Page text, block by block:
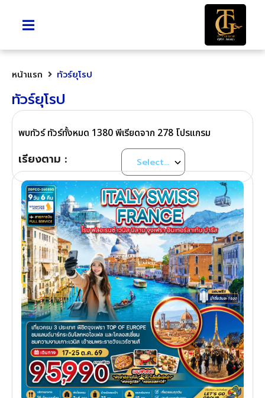
หน้าแรก ทัวร์ยุโรป
ทัวร์ยุโรป
พบทัวร์ ทัวร์ทั้งหมด 1380 พีเรียดจาก 278 โปรแกรม
เรียงตาม :